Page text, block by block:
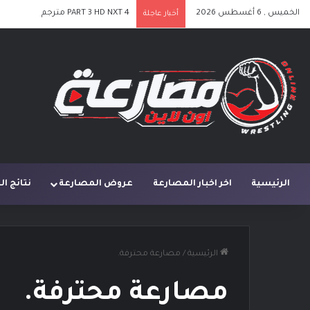
الخميس , 6 أغسطس 2026 أخبار عاجلة PART 3 HD NXT 4 مترجم
الرئيسية اخر اخبار المصارعة عروض المصارعة نتائج
الرئيسية / مصارعة محترفة.
مصارعة محترفة.